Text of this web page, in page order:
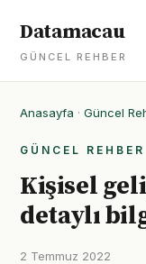
Datamacau
GÜNCEL REHBER
Anasayfa · Güncel
GÜNCEL REHBER
Kişisel
detaylı
2 Temmuz 2022